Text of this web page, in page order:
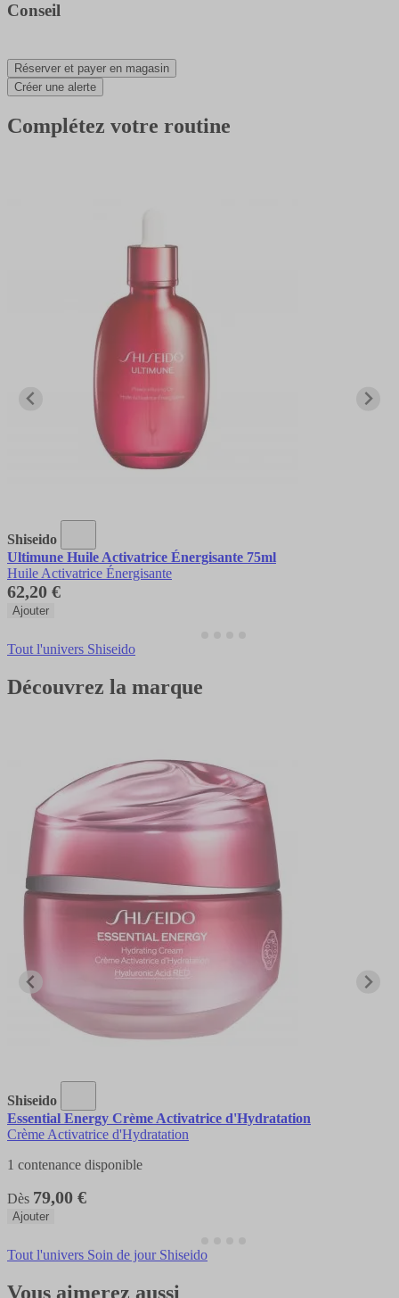
Conseil
Réserver et payer en magasin
Créer une alerte
Complétez votre routine
Shiseido
Ultimune Huile Activatrice Énergisante 75ml
Huile Activatrice Énergisante
62,20 €
Ajouter
Tout l'univers Shiseido
Découvrez la marque
Shiseido
Essential Energy Crème Activatrice d'Hydratation
Crème Activatrice d'Hydratation
1 contenance disponible
Dès 79,00 €
Ajouter
Tout l'univers Soin de jour Shiseido
Vous aimerez aussi